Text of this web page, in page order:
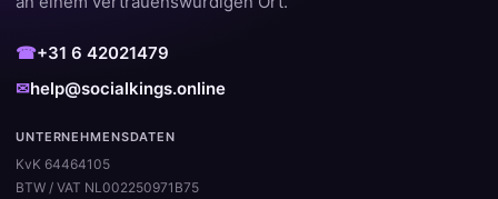
☎+31 6 42021479
✉help@socialkings.online
UNTERNEHMENSDATEN
KvK 64464105
BTW / VAT NL002250971B75